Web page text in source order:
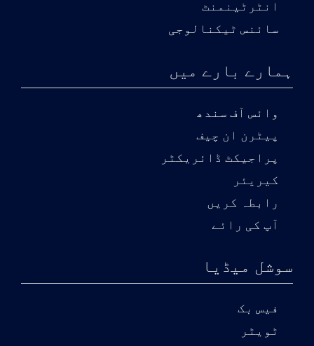
انٹرٹینمنٹ
سائنس ٹیکنالوجی
ہمارے بارے میں
وائس آف سندھ
پیٹرن ان چیف
پراجیکٹ ڈائریکٹر
کیریئر
رابطہ کریں
آپ کی رائے
سوشل میڈیا
فیس بک
ٹویٹر